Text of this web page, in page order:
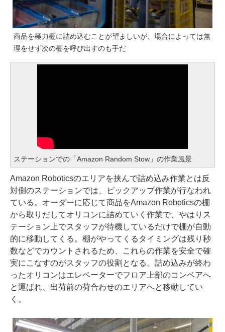
商品を極力棚に詰め込むことが望ましいが、場合によっては無
理をせず次の棚を呼び出すのも手だ
ステーションでの「Amazon Random Stow」の作業風景
Amazon Roboticsのエリアを挟んで詰め込み作業とは反
対側のステーションでは、ピックアップ作業が行なわれ
ている。オーダーに応じて商品をAmazon Roboticsの棚
から取りだしてオリコンに詰めていく作業で、やはりス
テーション上でスタッフが待機しているだけで棚が自動
的に移動してくる。棚がやってくるタイミングは残り秒
数などでカウントされるため、これらの作業を安全で確
実にこなすのがスタッフの役割となる。詰め込みが終わ
ったオリコンはエレベーターでフロア上部のコンベアへ
と運ばれ、出荷前の荷合わせのエリアへと移動してい
く。